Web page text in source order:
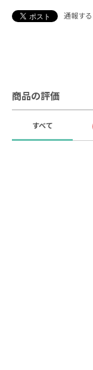
通報する
商品の評価
すべて